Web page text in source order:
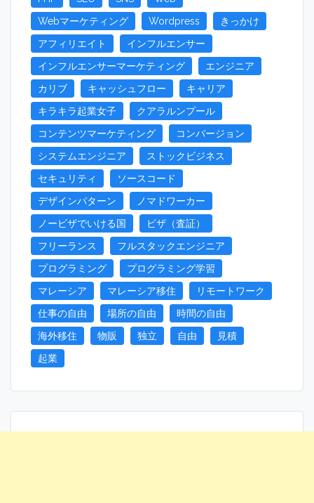
Webマーケティング
Wordpress
きっかけ
アフィリエイト
インフルエンサー
インフルエンサーマーケティング
エンジニア
カリブ
キャッシュフロー
キャリア
キラキラ起業女子
クアラルンプール
コンテンツマーケティング
コンバージョン
システムエンジニア
ストックビジネス
セキュリティ
ソースコード
デザインパターン
ノマドワーカー
ノービザでいける国
ビザ（査証）
フリーランス
フルスタックエンジニア
プログラミング
プログラミング学習
マレーシア
マレーシア移住
リモートワーク
仕事の自由
場所の自由
時間の自由
海外移住
物販 独立 自由
見積
起業